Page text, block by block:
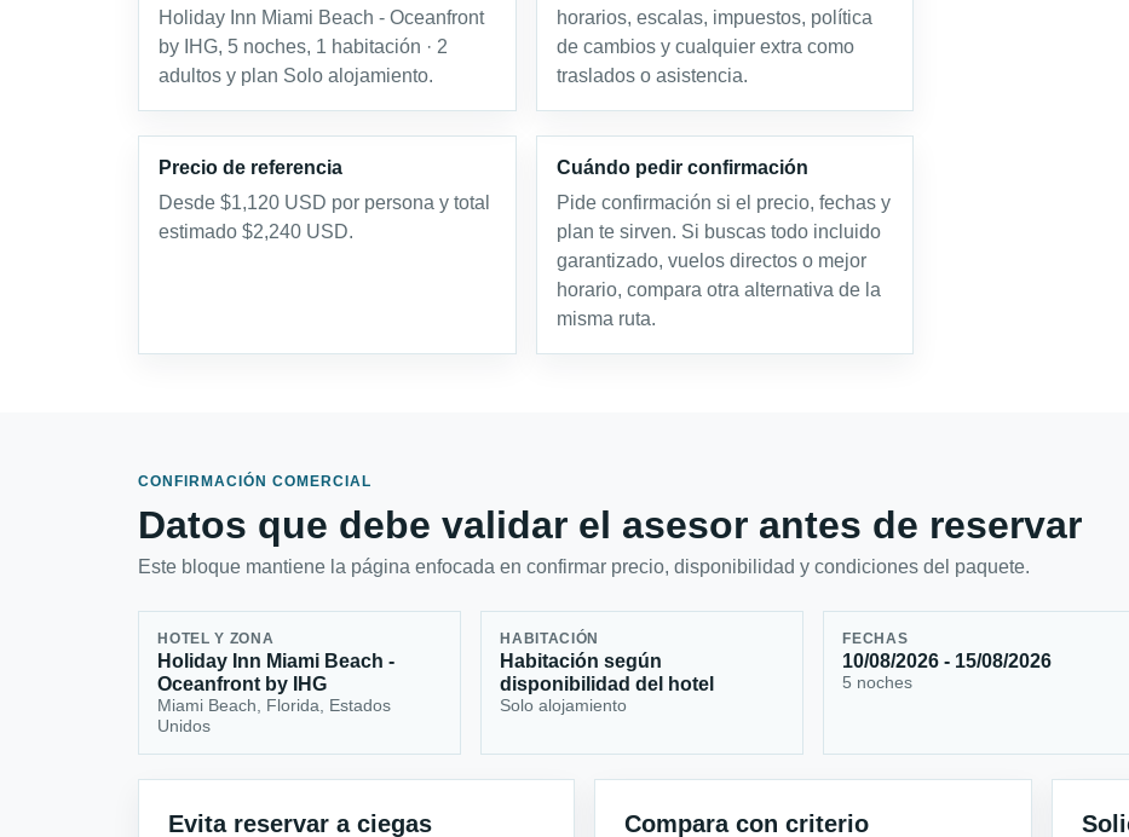
Holiday Inn Miami Beach - Oceanfront
by IHG, 5 noches, 1 habitación · 2
adultos y plan Solo alojamiento.
horarios, escalas, impuestos, política
de cambios y cualquier extra como
traslados o asistencia.
Precio de referencia
Desde $1,120 USD por persona y total
estimado $2,240 USD.
Cuándo pedir confirmación
Pide confirmación si el precio, fechas y
plan te sirven. Si buscas todo incluido
garantizado, vuelos directos o mejor
horario, compara otra alternativa de la
misma ruta.
CONFIRMACIÓN COMERCIAL
Datos que debe validar el asesor antes de reservar
Este bloque mantiene la página enfocada en confirmar precio, disponibilidad y condiciones del paquete.
HOTEL Y ZONA
Holiday Inn Miami Beach -
Oceanfront by IHG
Miami Beach, Florida, Estados
Unidos
HABITACIÓN
Habitación según
disponibilidad del hotel
Solo alojamiento
FECHAS
10/08/2026 - 15/08/2026
5 noches
Evita reservar a ciegas Compara con criterio